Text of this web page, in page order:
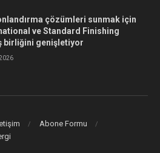
çözümleri sunmak için
ve Standard Finishing
birliğini genişletiyor
Abone Formu